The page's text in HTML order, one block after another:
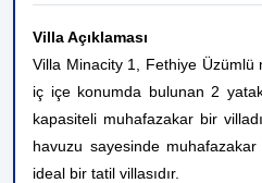
Villa Açıklaması
Villa Minacity 1, Fethiye
iç içe konumda bulunan 2
kapasiteli muhafazakar bir
havuzu sayesinde
ideal bir tatil villasıdır.